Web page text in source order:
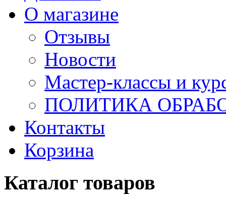
О магазине
Отзывы
Новости
Мастер-классы и
ПОЛИТИКА
Контакты
Корзина
Каталог товаров